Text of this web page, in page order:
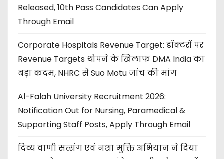
Released, 10th Pass Candidates Can Apply
Through Email
Corporate Hospitals Revenue Target: डॉक्टरों पर
Revenue Targets थोपने के खिलाफ DMA India का
बड़ा कदम, NHRC से Suo Motu जांच की मांग
Al-Falah University Recruitment 2026:
Notification Out for Nursing, Paramedical &
Supporting Staff Posts, Apply Through Email
दिव्य वाणी सत्संग एवं नशा मुक्ति अभियान ने दिया